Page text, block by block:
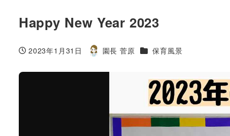
Happy New Year 2023
投稿日
2023年1月31日
著
園長 菅原 カテゴリー
保育風景